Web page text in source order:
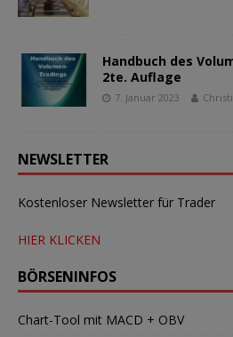
Handbuch des
2te. Auflage
7. Januar 2023
NEWSLETTER
Kostenloser Newsletter für Trader
HIER KLICKEN
BÖRSENINFOS
Chart-Tool mit MACD + OBV